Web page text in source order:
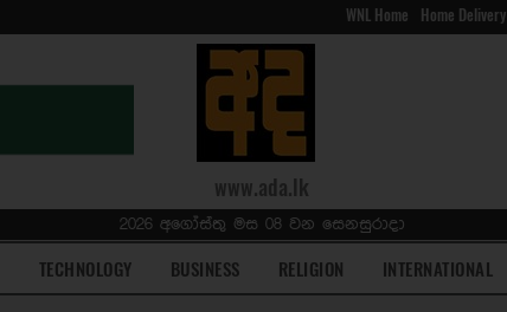
WNL Home Home Delivery
www.ada.lk
2026 අගෝස්තු මස 08 වන සෙනසුරාදා
TECHNOLOGY BUSINESS RELIGION INTERNATIONAL